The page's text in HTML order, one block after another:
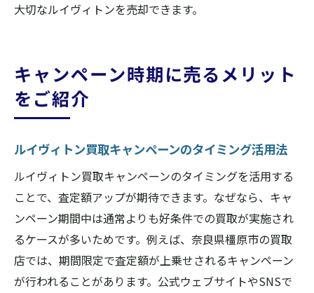
大切なルイヴィトンを売却できます。
キャンペーン時期に売るメリット
をご紹介
ルイヴィトン買取キャンペーンのタイミング活用法
ルイヴィトン買取キャンペーンのタイミングを活用する
ことで、査定額アップが期待できます。なぜなら、キャ
ンペーン期間中は通常よりも好条件での買取が実施され
るケースが多いためです。例えば、奈良県橿原市の買取
店では、期間限定で査定額が上乗せされるキャンペーン
が行われることがあります。公式ウェブサイトやSNSで